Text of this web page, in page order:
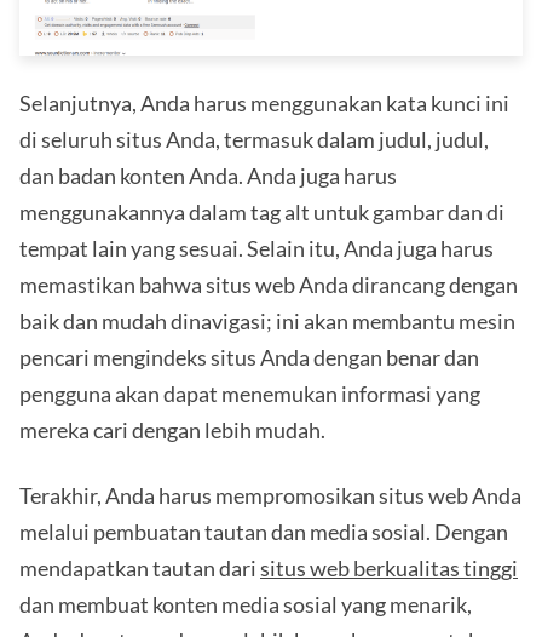
Selanjutnya, Anda harus menggunakan kata kunci ini
di seluruh situs Anda, termasuk dalam judul, judul,
dan badan konten Anda. Anda juga harus
menggunakannya dalam tag alt untuk gambar dan di
tempat lain yang sesuai. Selain itu, Anda juga harus
memastikan bahwa situs web Anda dirancang dengan
baik dan mudah dinavigasi; ini akan membantu mesin
pencari mengindeks situs Anda dengan benar dan
pengguna akan dapat menemukan informasi yang
mereka cari dengan lebih mudah.
Terakhir, Anda harus mempromosikan situs web Anda
melalui pembuatan tautan dan media sosial. Dengan
mendapatkan tautan darisitus web berkualitas tinggi
dan membuat konten media sosial yang menarik,